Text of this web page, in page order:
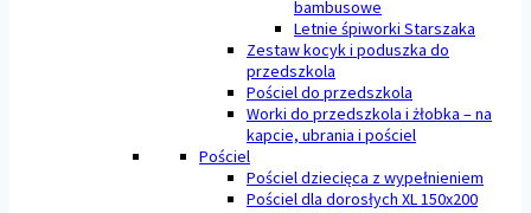
bambusowe
Letnie śpiworki Starszaka
Zestaw kocyk i poduszka do
przedszkola
Pościel do przedszkola
Worki do przedszkola i żłobka – na
kapcie, ubrania i pościel
Pościel
Pościel dziecięca z wypełnieniem
Pościel dla dorosłych XL 150x200